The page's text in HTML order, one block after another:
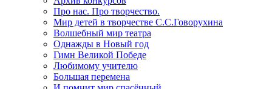
Про нас. Про творчество.
Мир детей в творчестве С.С.Говорухина
Волшебный мир театра
Однажды в Новый год
Гимн Великой Победе
Любимому учителю
Большая перемена